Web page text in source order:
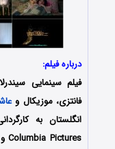
درباره فیلم:
فیلم سینمایی
فانتزی، موزیکال و
انگلستان به